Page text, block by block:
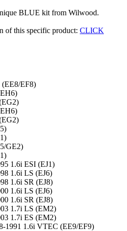
BLUE kit from Wilwood.
of this specific product: CLICK
EF8)
GE2)
1.6i ESI (EJ1)
1.6i LS (EJ6)
1.6i SR (EJ8)
1.6i LS (EJ6)
1.6i SR (EJ8)
1.7i LS (EM2)
1.7i ES (EM2)
1991 1.6i VTEC (EE9/EF9)